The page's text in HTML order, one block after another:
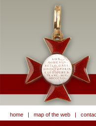
home | map of the web |